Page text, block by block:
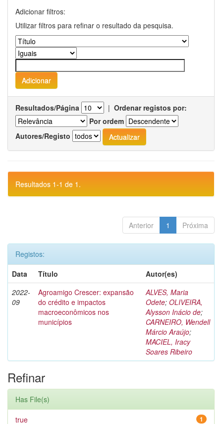
Adicionar filtros:
Utilizar filtros para refinar o resultado da pesquisa.
Resultados/Página | Ordenar registos por:
Por ordem
Autores/Registo
Resultados 1-1 de 1.
Anterior 1 Próxima
Registos:
Data
Título
Autor(es)
2022-
09
Agroamigo Crescer: expansão
do crédito e impactos
macroeconômicos nos
municípios
ALVES, Maria
Odete; OLIVEIRA,
Alysson Inácio de;
CARNEIRO, Wendell
Márcio Araújo;
MACIEL, Iracy
Soares Ribeiro
Refinar
Has File(s)
1
true